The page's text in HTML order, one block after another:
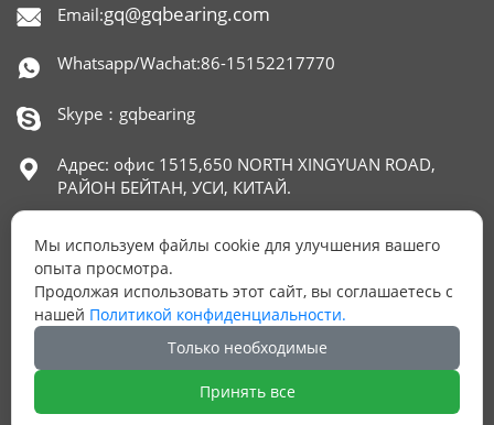
 Email:gq@gqbearing.com
 Whatsapp/Wachat:86-15152217770
 Skype：gqbearing

Адрес: офис 1515,650 NORTH XINGYUAN ROAD,
РАЙОН БЕЙТАН, УСИ, КИТАЙ.
ОСТАЛИСЬ ВОПРОСЫ?
Оставьте нам Ваш номер телефона и мы ответим
Мы используем файлы cookie для улучшения вашего
опыта просмотра.
Продолжая использовать этот сайт, вы соглашаетесь с
нашей Политикой конфиденциальности.
Только необходимые
Принять все